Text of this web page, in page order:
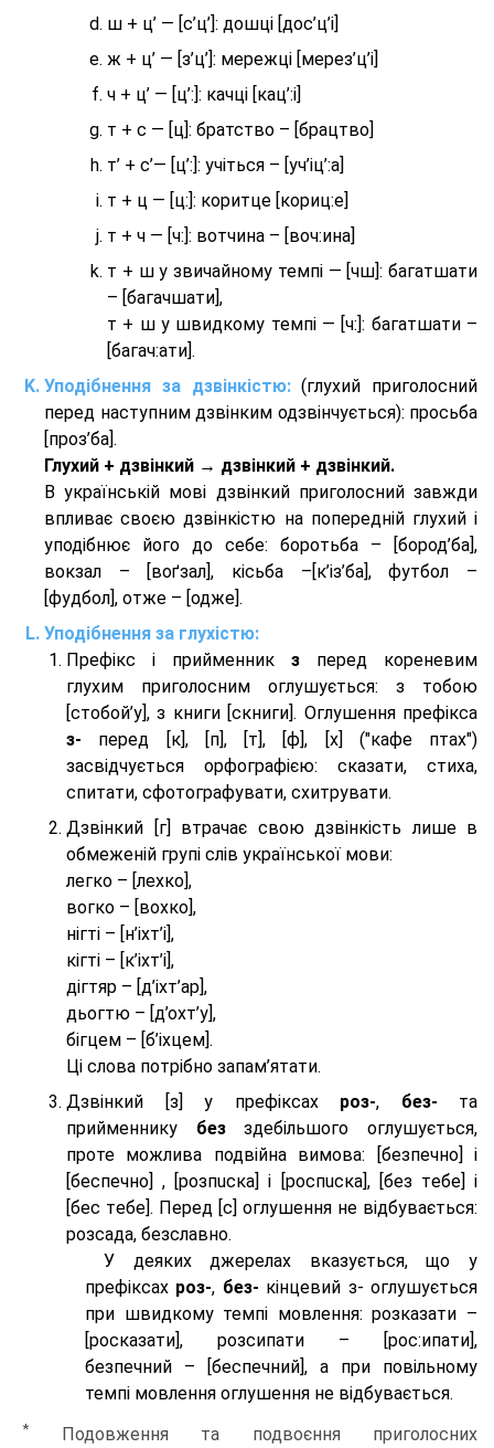
ш + ц’ — [с’ц’]: дошці [дос’ц’і]
ж + ц’ — [з’ц’]: мережці [мерез’ц’і]
ч + ц’ — [ц’:]: качці [кац’:і]
т + с — [ц]: братство – [брaцтво]
т’ + с’— [ц’:]: учіться – [уч’іц’:a]
т + ц — [ц:]: коритце [кориц:е]
т + ч — [ч:]: вотчина – [вoч:ина]
т + ш у звичайному темпі — [чш]: багатшати
– [багачшати],
т + ш у швидкому темпі — [ч:]: багатшати –
[багач:ати].
Уподібнення за дзвінкістю:(глухий приголосний
перед наступним дзвінким одзвінчується): просьба
[проз’ба].
Глухий + дзвінкий → дзвінкий + дзвінкий.
В українській мові дзвінкий приголосний завжди
впливає своєю дзвінкістю на попередній глухий і
уподібнює його до себе: боротьба – [бород’ба],
вокзал – [воґзал], кісьба –[к’із’ба], футбол –
[фудбол], отже – [одже].
Уподібнення за глухістю:
Префікс і прийменник з перед кореневим
глухим приголосним оглушується: з тобою
[стобой’у], з книги [скниги]. Оглушення префікса
з- перед [к], [п], [т], [ф], [х] ("кафе птах")
засвідчується орфографією: сказати, стиха,
спитати, сфотографувати, схитрувати.
Дзвінкий [г] втрачає свою дзвінкість лише в
обмеженій групі слів української мови:
легко – [лехко],
вогко – [вохко],
нігті – [н’іхт’і],
кігті – [к’іхт’і],
дігтяр – [д’іхт’ар],
дьогтю – [д’охт’у],
бігцем – [б’іхцем].
Ці слова потрібно запам’ятати.
Дзвінкий [з] у префіксах роз-, без- та
прийменнику безздебільшого оглушується,
проте можлива подвійна вимова: [безпeчно] і
[беспeчно] , [розпuска] і [роспuска], [без тeбе] і
[бес тeбе]. Перед [с] оглушення не відбувається:
розсада, безславно.
У деяких джерелах вказується, що у
префіксах роз-, без- кінцевий з- оглушується
при швидкому темпі мовлення: розказати –
[росказати], розсипати – [роc:ипати],
безпечний – [беспечний], а при повільному
темпі мовлення оглушення не відбувається.
*
Подовження та подвоєння приголосних